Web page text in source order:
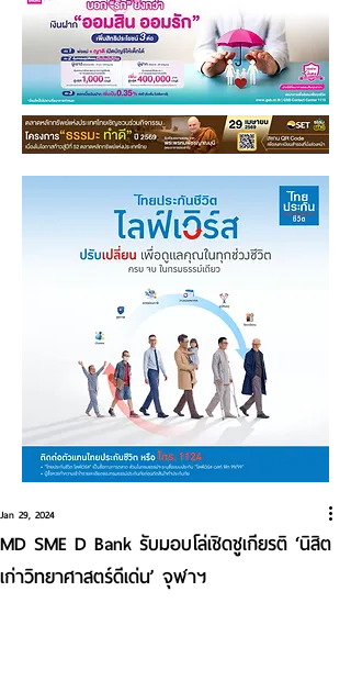
MD SME D Bank รับมอบโล่เชิดชูเกียรติ ‘นิสิต
เก่าวิทยาศาสตร์ดีเด่น’ จุฬาฯ
Jan 29, 2024